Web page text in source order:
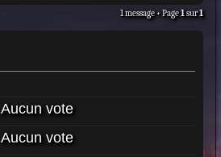
1 message • Page1sur1
Aucun vote
Aucun vote